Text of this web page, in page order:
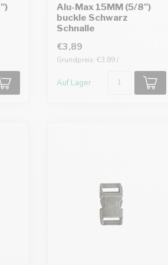
Alu-Max 15MM (5/8")
buckle Schwarz
Schnalle
€3,89
Grundpreis: €3,89 /
Auf Lager